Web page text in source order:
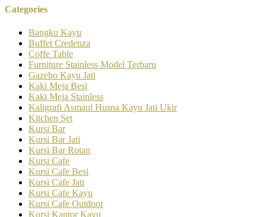
Categories
Bangku Kayu
Buffet Credenza
Coffe Table
Furniture Stainless Model Terbaru
Gazebo Kayu Jati
Kaki Meja Besi
Kaki Meja Stainless
Kaligrafi Asmaul Husna Kayu Jati Ukir
Kitchen Set
Kursi Bar
Kursi Bar Jati
Kursi Bar Rotan
Kursi Cafe
Kursi Cafe Besi
Kursi Cafe Jati
Kursi Cafe Kayu
Kursi Cafe Outdoor
Kursi Kantor Kayu